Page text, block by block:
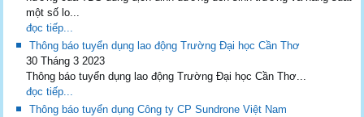
một số lo...
đọc tiếp...
Thông báo tuyển dụng lao động Trường Đại học Cần Thơ
30 Tháng 3 2023
Thông báo tuyển dụng lao động Trường Đại học Cần Thơ...
đọc tiếp...
Thông báo tuyển dụng Công ty CP Sundrone Việt Nam